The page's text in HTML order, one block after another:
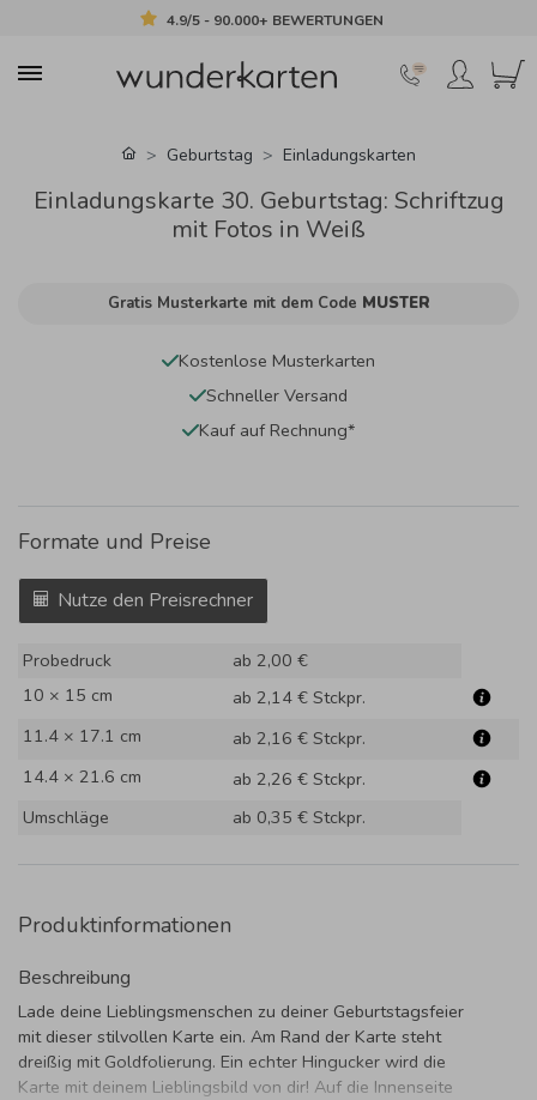
4.9/5 - 90.000+ BEWERTUNGEN
Geburtstag Einladungskarten
Einladungskarte 30. Geburtstag: Schriftzug
mit Fotos in Weiß
Gratis Musterkarte mit dem Code MUSTER
Kostenlose Musterkarten
Schneller Versand
Kauf auf Rechnung*
Formate und Preise
Nutze den Preisrechner
Probedruck
ab 2,00 €
10 × 15 cm
ab 2,14 € Stckpr.
11.4 × 17.1 cm
ab 2,16 € Stckpr.
14.4 × 21.6 cm
ab 2,26 € Stckpr.
Umschläge
ab 0,35 € Stckpr.
Produktinformationen
Beschreibung
Lade deine Lieblingsmenschen zu deiner Geburtstagsfeier
mit dieser stilvollen Karte ein. Am Rand der Karte steht
dreißig mit Goldfolierung. Ein echter Hingucker wird die
Karte mit deinem Lieblingsbild von dir! Auf die Innenseite